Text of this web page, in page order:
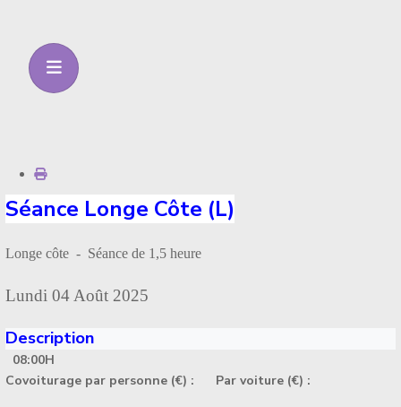
Séance Longe Côte (L)
Longe côte - Séance de 1,5 heure
Lundi 04 Août 2025
Description
08:00H
Covoiturage par personne (€) :
Par voiture (€) :